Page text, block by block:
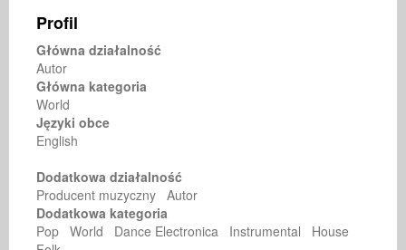
Profil
Główna działalność
Autor
Główna kategoria
World
Języki obce
English
Dodatkowa działalność
Producent muzyczny Autor
Dodatkowa kategoria
Pop World Dance Electronica Instrumental House